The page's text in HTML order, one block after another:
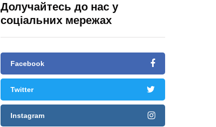
Долучайтесь до нас у
соціальних мережах
Facebook
Twitter
Instagram